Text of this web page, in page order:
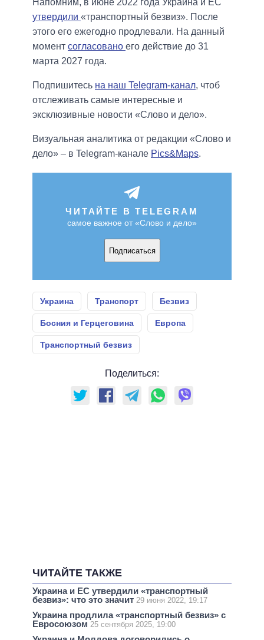
Напомним, в июне 2022 года Украина и ЕС
утвердили «транспортный безвиз». После
этого его ежегодно продлевали. На данный
момент согласовано его действие до 31
марта 2027 года.
Подпишитесь на наш Telegram-канал, чтоб
отслеживать самые интересные и
эксклюзивные новости «Слово и дело».
Визуальная аналитика от редакции «Слово и
дело» – в Telegram-канале Pics&Maps.
ЧИТАЙТЕ В TELEGRAM
самое важное от «Слово и дело»
Подписаться
Украина Транспорт Безвиз
Босния и Герцеговина Европа
Транспортный безвиз
Поделиться:
ЧИТАЙТЕ ТАКЖЕ
Украина и ЕС утвердили «транспортный
безвиз»: что это значит 29 июня 2022, 19:17
Украина продлила «транспортный безвиз» с
Евросоюзом 25 сентября 2025, 19:00